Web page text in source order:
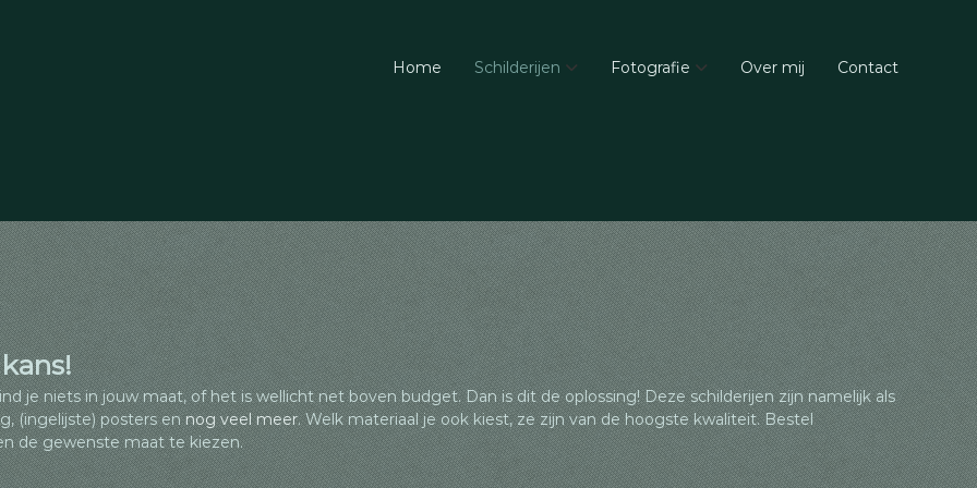
Home Schilderijen Fotografie Over mij Contact
je niets in jouw maat, of het is wellicht net boven budget. Dan is dit de oplossing! Deze schilderijen zijn namelijk als
(ingelijste) posters ennog veel meer. Welk materiaal je ook kiest, ze zijn van de hoogste kwaliteit. Bestel
de gewenste maat te kiezen.